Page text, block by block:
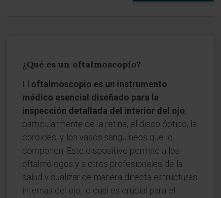
¿Qué es un oftalmoscopio?
El oftalmoscopio es un instrumento
médico esencial diseñado para la
inspección detallada del interior del ojo,
particularmente de la retina, el disco óptico, la
coroides, y los vasos sanguíneos que lo
componen. Este dispositivo permite a los
oftalmólogos y a otros profesionales de la
salud visualizar de manera directa estructuras
internas del ojo, lo cual es crucial para el